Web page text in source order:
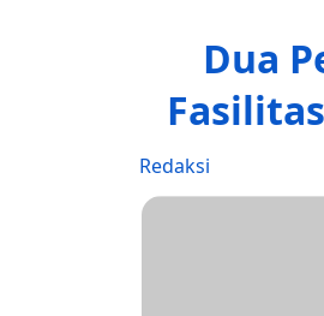
Dua
Redaksi